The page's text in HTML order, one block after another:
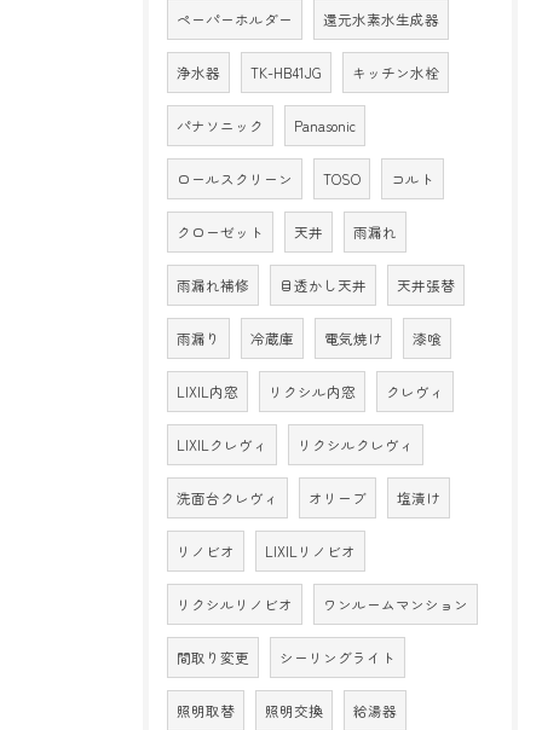
ペーパーホルダー 還元水素水生成器
浄水器 TK-HB41JG キッチン水栓
パナソニック Panasonic
ロールスクリーン TOSO コルト
クローゼット 天井 雨漏れ
雨漏れ補修 目透かし天井 天井張替
雨漏り 冷蔵庫 電気焼け 漆喰
LIXIL内窓 リクシル内窓 クレヴィ
LIXILクレヴィ リクシルクレヴィ
洗面台クレヴィ オリーブ 塩漬け
リノビオ LIXILリノビオ
リクシルリノビオ ワンルームマンション
間取り変更 シーリングライト
照明取替 照明交換 給湯器